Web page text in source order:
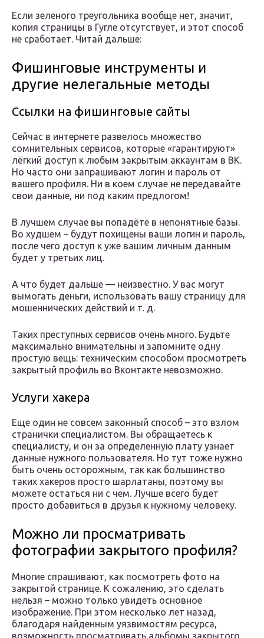
Если зеленого треугольника вообще нет, значит,
копия страницы в Гугле отсутствует, и этот способ
не сработает. Читай дальше:
Фишинговые инструменты и
другие нелегальные методы
Ссылки на фишинговые сайты
Сейчас в интернете развелось множество
сомнительных сервисов, которые «гарантируют»
лёгкий доступ к любым закрытым аккаунтам в ВК.
Но часто они запрашивают логин и пароль от
вашего профиля. Ни в коем случае не передавайте
свои данные, ни под каким предлогом!
В лучшем случае вы попадёте в непонятные базы.
Во худшем – будут похищены ваши логин и пароль,
после чего доступ к уже вашим личным данным
будет у третьих лиц.
А что будет дальше — неизвестно. У вас могут
вымогать деньги, использовать вашу страницу для
мошеннических действий и т. д.
Таких преступных сервисов очень много. Будьте
максимально внимательны и запомните одну
простую вещь: техническим способом просмотреть
закрытый профиль во Вконтакте невозможно.
Услуги хакера
Еще один не совсем законный способ – это взлом
странички специалистом. Вы обращаетесь к
специалисту, и он за определенную плату узнает
данные нужного пользователя. Но тут тоже нужно
быть очень осторожным, так как большинство
таких хакеров просто шарлатаны, поэтому вы
можете остаться ни с чем. Лучше всего будет
просто добавиться в друзья к нужному человеку.
Можно ли просматривать
фотографии закрытого профиля?
Многие спрашивают, как посмотреть фото на
закрытой странице. К сожалению, это сделать
нельзя – можно только увидеть основное
изображение. При этом несколько лет назад,
благодаря найденным уязвимостям ресурса,
возможность просматривать альбомы закрытого